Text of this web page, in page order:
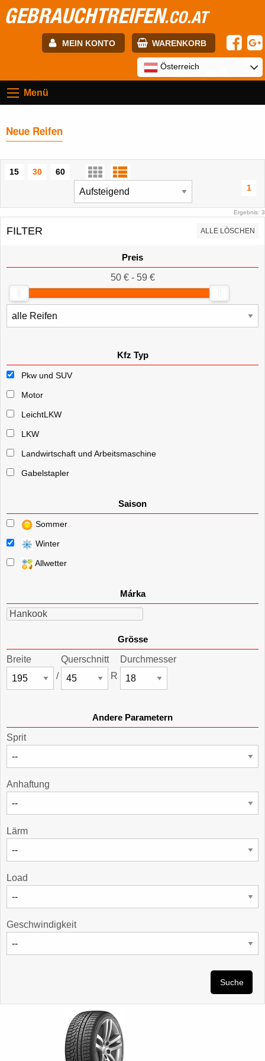
GEBRAUCHTREIFEN.CO.AT
MEIN KONTO WARENKORB
Passwort:
Österreich
Menü
Neue Reifen
15 30
60
1
Ergebnis: 3
FILTER ALLE LÖSCHEN
Preis
50 € - 59 €
Kfz Typ
Pkw und SUV
Motor
LeichtLKW
LKW
Landwirtschaft und Arbeitsmaschine
Gabelstapler
Saison
Sommer
Winter
Allwetter
Márka
Hankook
Grösse
Breite
/
Querschnitt
R
Durchmesser
Andere Parametern
Sprit
Anhaftung
Lärm
Load
Geschwindigkeit
Suche